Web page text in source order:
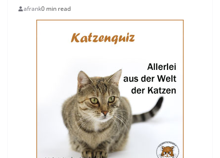
afrank0 min read